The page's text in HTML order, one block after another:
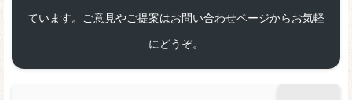
ています。ご意見やご提案はお問い合わせページからお気軽
にどうぞ。